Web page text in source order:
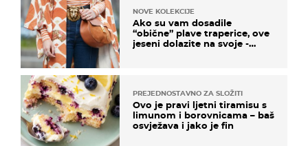
NOVE KOLEKCIJE
Ako su vam dosadile
“obične” plave traperice, ove
jeseni dolazite na svoje -
PREJEDNOSTAVNO ZA SLOŽITI
Ovo je pravi ljetni tiramisu s
limunom i borovnicama – baš
osvježava i jako je fin